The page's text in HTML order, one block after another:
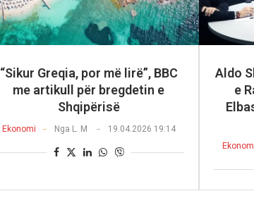
“Sikur Greqia, por më lirë”, BBC
me artikull për bregdetin e
Shqipërisë
Ekonomi Nga L. M 19.04.2026 19:14
Aldo
e